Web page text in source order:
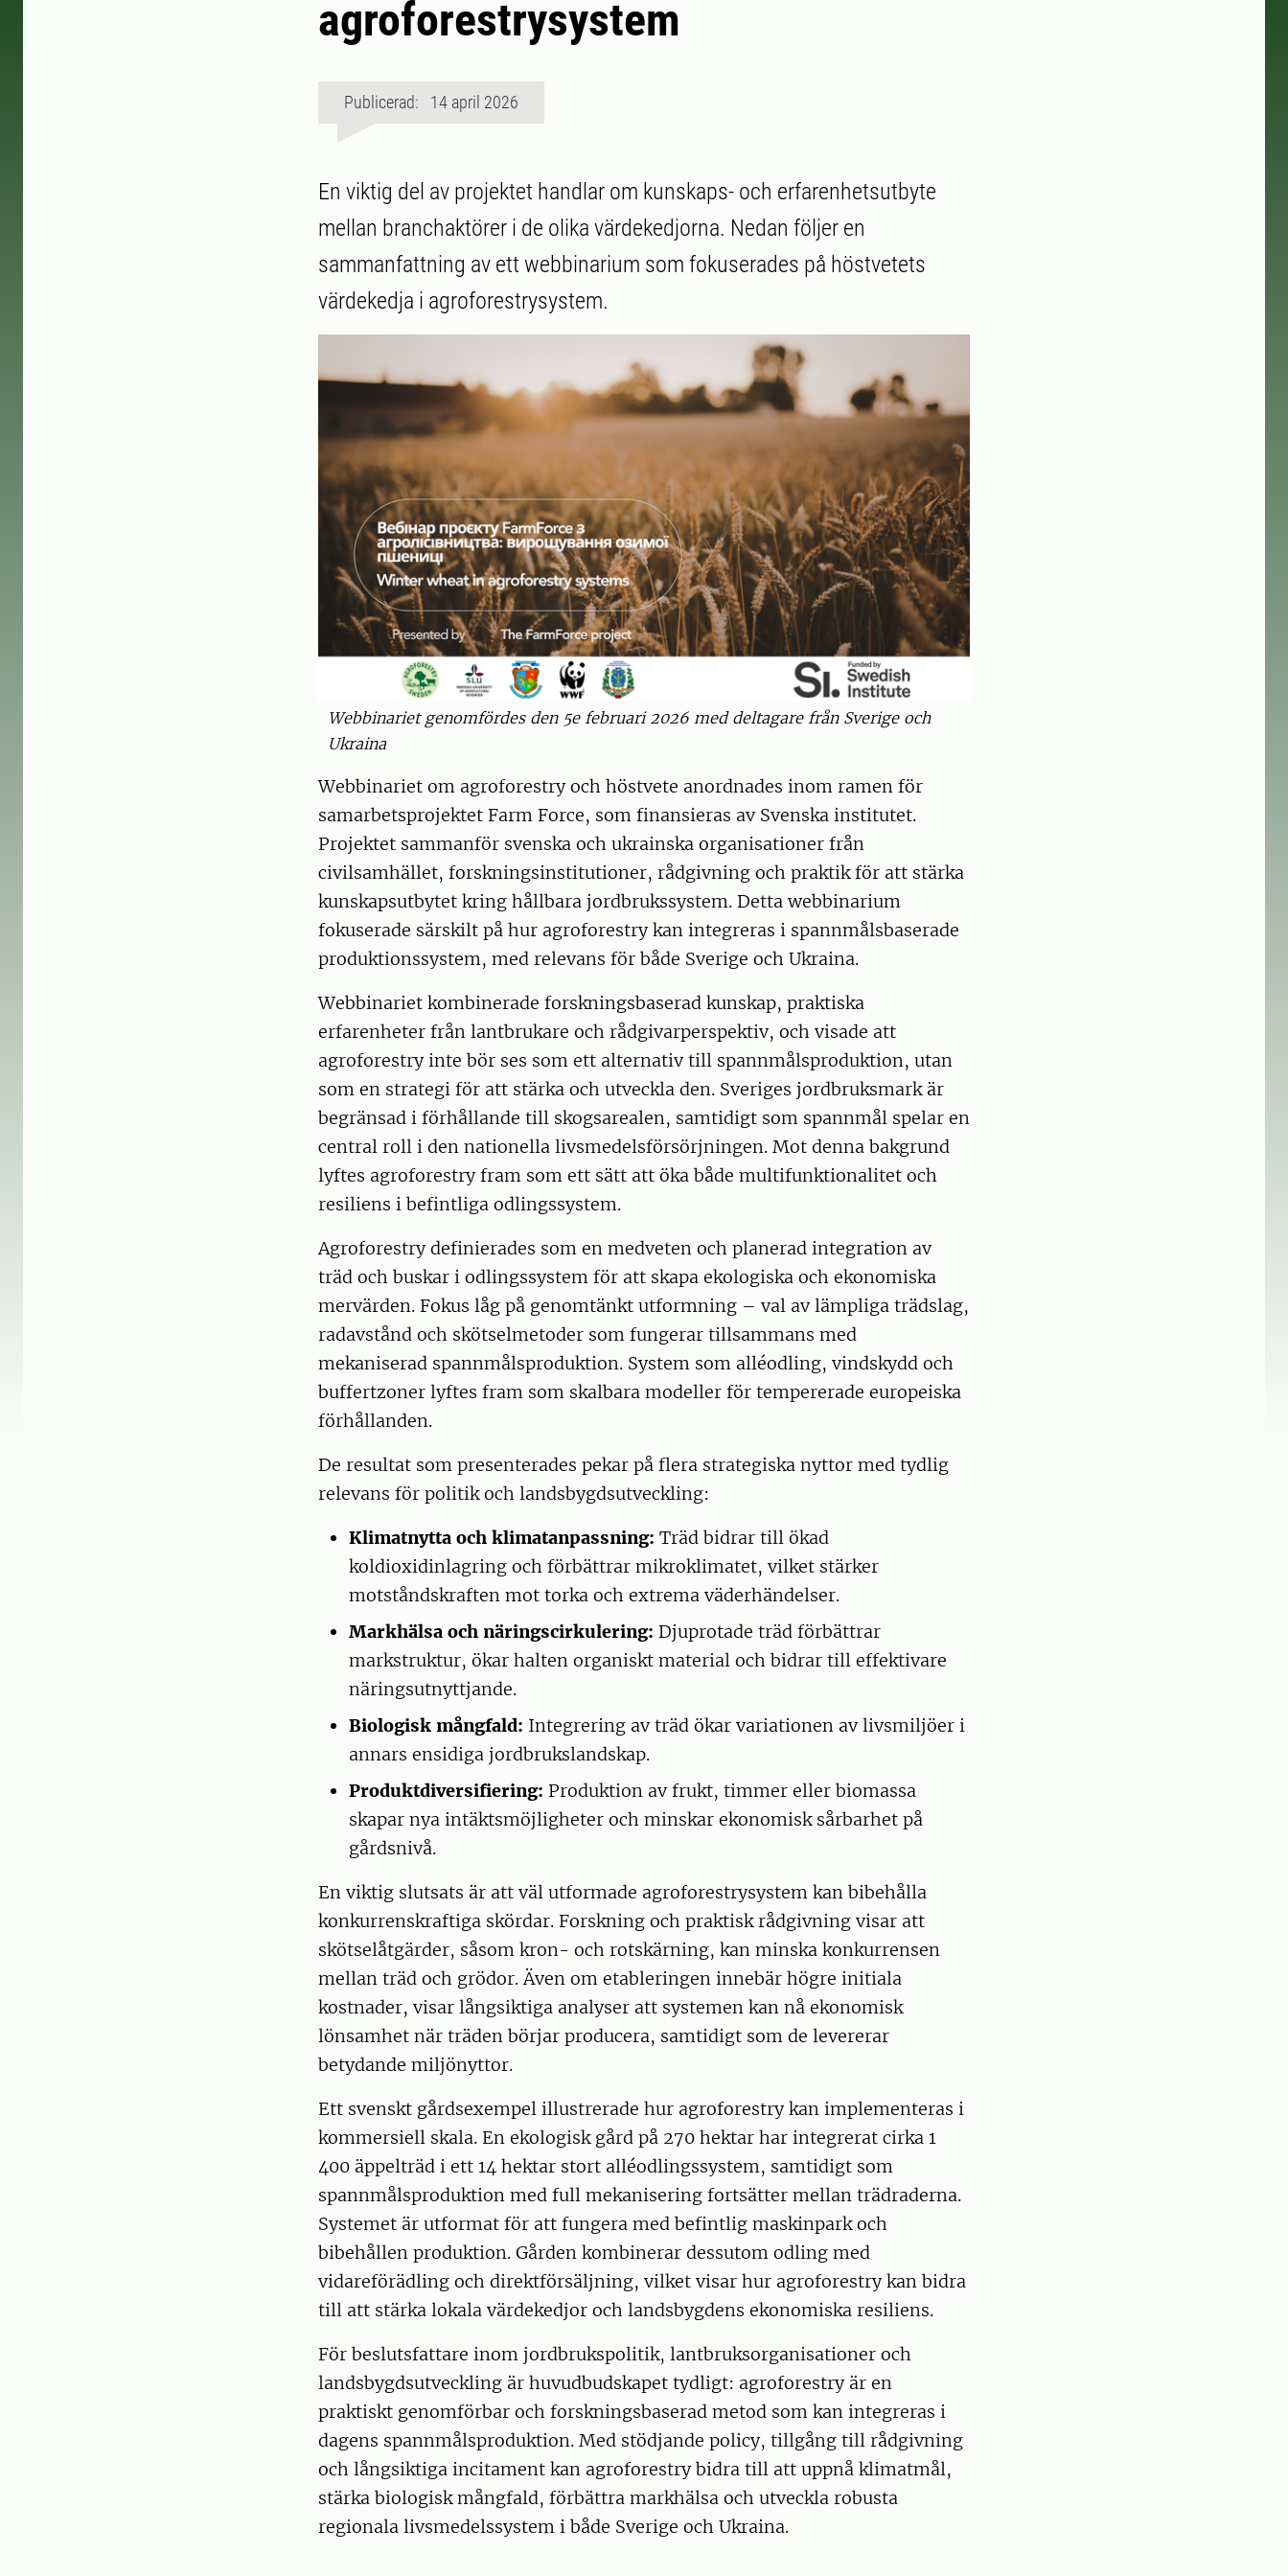
agroforestrysystem
Publicerad: 14 april 2026
En viktig del av projektet handlar om kunskaps- och erfarenhetsutbyte
mellan branchaktörer i de olika värdekedjorna. Nedan följer en
sammanfattning av ett webbinarium som fokuserades på höstvetets
värdekedja i agroforestrysystem.
Webbinariet genomfördes den 5e februari 2026 med deltagare från Sverige och
Ukraina
Webbinariet om agroforestry och höstvete anordnades inom ramen för
samarbetsprojektet Farm Force, som finansieras av Svenska institutet.
Projektet sammanför svenska och ukrainska organisationer från
civilsamhället, forskningsinstitutioner, rådgivning och praktik för att stärka
kunskapsutbytet kring hållbara jordbrukssystem. Detta webbinarium
fokuserade särskilt på hur agroforestry kan integreras i spannmålsbaserade
produktionssystem, med relevans för både Sverige och Ukraina.
Webbinariet kombinerade forskningsbaserad kunskap, praktiska
erfarenheter från lantbrukare och rådgivarperspektiv, och visade att
agroforestry inte bör ses som ett alternativ till spannmålsproduktion, utan
som en strategi för att stärka och utveckla den. Sveriges jordbruksmark är
begränsad i förhållande till skogsarealen, samtidigt som spannmål spelar en
central roll i den nationella livsmedelsförsörjningen. Mot denna bakgrund
lyftes agroforestry fram som ett sätt att öka både multifunktionalitet och
resiliens i befintliga odlingssystem.
Agroforestry definierades som en medveten och planerad integration av
träd och buskar i odlingssystem för att skapa ekologiska och ekonomiska
mervärden. Fokus låg på genomtänkt utformning – val av lämpliga trädslag,
radavstånd och skötselmetoder som fungerar tillsammans med
mekaniserad spannmålsproduktion. System som alléodling, vindskydd och
buffertzoner lyftes fram som skalbara modeller för tempererade europeiska
förhållanden.
De resultat som presenterades pekar på flera strategiska nyttor med tydlig
relevans för politik och landsbygdsutveckling:
Klimatnytta och klimatanpassning: Träd bidrar till ökad
koldioxidinlagring och förbättrar mikroklimatet, vilket stärker
motståndskraften mot torka och extrema väderhändelser.
Markhälsa och näringscirkulering: Djuprotade träd förbättrar
markstruktur, ökar halten organiskt material och bidrar till effektivare
näringsutnyttjande.
Biologisk mångfald: Integrering av träd ökar variationen av livsmiljöer i
annars ensidiga jordbrukslandskap.
Produktdiversifiering: Produktion av frukt, timmer eller biomassa
skapar nya intäktsmöjligheter och minskar ekonomisk sårbarhet på
gårdsnivå.
En viktig slutsats är att väl utformade agroforestrysystem kan bibehålla
konkurrenskraftiga skördar. Forskning och praktisk rådgivning visar att
skötselåtgärder, såsom kron- och rotskärning, kan minska konkurrensen
mellan träd och grödor. Även om etableringen innebär högre initiala
kostnader, visar långsiktiga analyser att systemen kan nå ekonomisk
lönsamhet när träden börjar producera, samtidigt som de levererar
betydande miljönyttor.
Ett svenskt gårdsexempel illustrerade hur agroforestry kan implementeras i
kommersiell skala. En ekologisk gård på 270 hektar har integrerat cirka 1
400 äppelträd i ett 14 hektar stort alléodlingssystem, samtidigt som
spannmålsproduktion med full mekanisering fortsätter mellan trädraderna.
Systemet är utformat för att fungera med befintlig maskinpark och
bibehållen produktion. Gården kombinerar dessutom odling med
vidareförädling och direktförsäljning, vilket visar hur agroforestry kan bidra
till att stärka lokala värdekedjor och landsbygdens ekonomiska resiliens.
För beslutsfattare inom jordbrukspolitik, lantbruksorganisationer och
landsbygdsutveckling är huvudbudskapet tydligt: agroforestry är en
praktiskt genomförbar och forskningsbaserad metod som kan integreras i
dagens spannmålsproduktion. Med stödjande policy, tillgång till rådgivning
och långsiktiga incitament kan agroforestry bidra till att uppnå klimatmål,
stärka biologisk mångfald, förbättra markhälsa och utveckla robusta
regionala livsmedelssystem i både Sverige och Ukraina.